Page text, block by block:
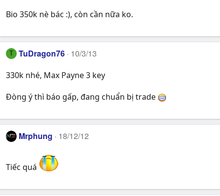
Bio 350k nè bác :), còn cần nữa ko.
T TuDragon76 10/3/13
330k nhé, Max Payne 3 key
Đòng ý thì báo gấp, đang chuẩn bị trade
Mrphung 18/12/12
Tiếc quá